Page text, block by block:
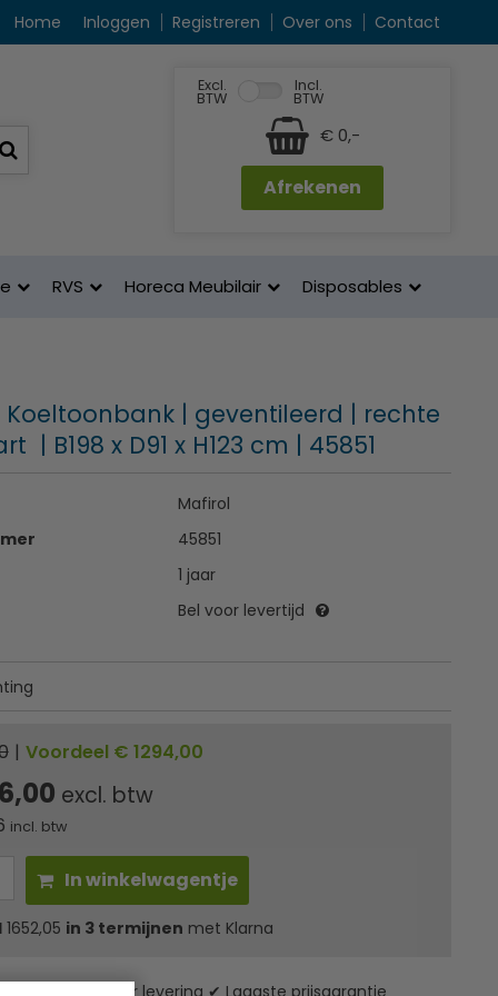
Home Inloggen Registreren Over ons Contact
Excl.
BTW
Incl.
BTW
€ 0,-
Afrekenen
RVS Horeca Meubilair Disposables
Koeltoonbank | geventileerd | rechte
| B198 x D91 x H123 cm | 45851
Mafirol
45851
1 jaar
Bel voor levertijd
| Voordeel € 1294,00
excl. btw
incl. btw
In winkelwagentje
1652,05 in 3 termijnen met Klarna
✔ 24 uur levering ✔ Laagste prijsgarantie